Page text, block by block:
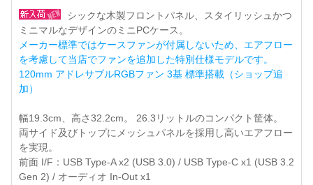
シックな木製フロントパネル、スタイリッシュかつ
ミニマルなデザインのミニPCケース。
メーカー標準ではケースファンが付属しないため、エアフロー
を考慮して当店でファンを追加した特別仕様モデルです。
120mm アドレサブルRGBファン 3基 標準搭載（ショップ追
加）
幅19.3cm、高さ32.2cm。 26.3リットルのコンパクト筐体。
両サイド及びトップにメッシュパネルを採用し高いエアフロー
を実現。
前面 I/F：USB Type-A x2 (USB 3.0) / USB Type-C x1 (USB 3.2
Gen 2) / オーディオ In-Out x1